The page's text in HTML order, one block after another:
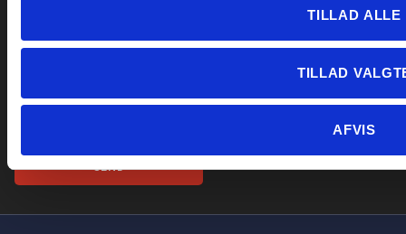
SEND